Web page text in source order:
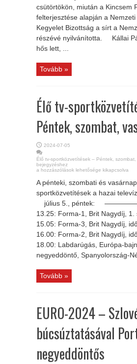
csütörtökön, miután a Kincsem
felterjesztése alapján a
Kegyelet Bizottság a sírt a
részévé nyilvánította. Kállai
hős lett, ...
Tovább »
Élő tv-
Péntek, szombat,
2024-07-05
Élő tv-sportközvetítések – Péntek, szombat,
bejegyzéshez
a hozzászólások lehetősége kikapcsolva
A pénteki, szombati és
sportközvetítések a hazai
július 5., péntek:
13.25: Forma-1, Brit Nagydíj, 1.
15.05: Forma-3, Brit Nagydíj,
16.00: Forma-2, Brit Nagydíj,
18.00: Labdarúgás, Európa-
negyeddöntő, Spanyolország-
Tovább »
EURO-2024 –
búcsúztatásával
negyeddöntős